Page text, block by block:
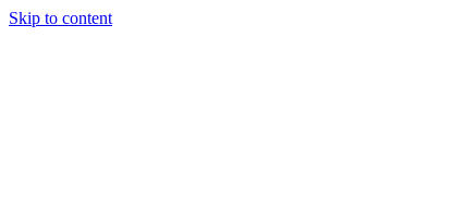
Skip to content